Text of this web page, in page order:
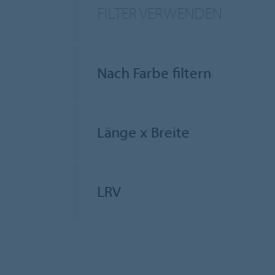
Nach Farbe filtern
Länge x Breite
LRV